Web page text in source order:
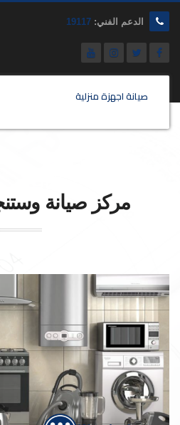
الدعم الفني: 19117
صيانة اجهزة منزلية
مركز صيانة